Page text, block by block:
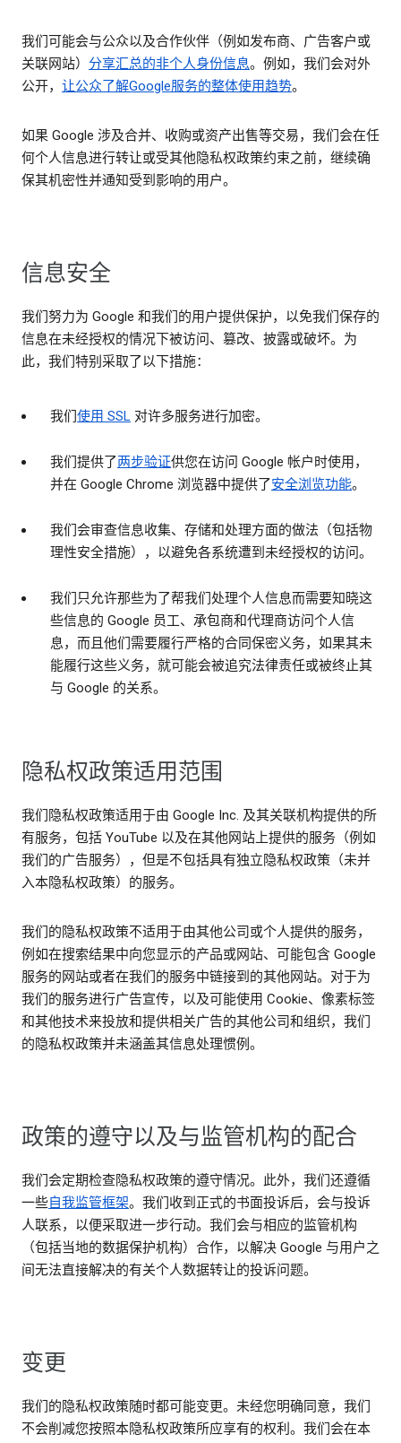
我们可能会与公众以及合作伙伴（例如发布商、广告客户或
关联网站） 分享汇总的非个人身份信息。例如，我们会对外
公开， 让公众了解Google服务的整体使用趋势。
如果 Google 涉及合并、收购或资产出售等交易，我们会在任
何个人信息进行转让或受其他隐私权政策约束之前，继续确
保其机密性并通知受到影响的用户。
信息安全
我们努力为 Google 和我们的用户提供保护，以免我们保存的
信息在未经授权的情况下被访问、篡改、披露或破坏。为
此，我们特别采取了以下措施：
我们使用 SSL 对许多服务进行加密。
我们提供了两步验证供您在访问 Google 帐户时使用，
并在 Google Chrome 浏览器中提供了安全浏览功能。
我们会审查信息收集、存储和处理方面的做法（包括物
理性安全措施），以避免各系统遭到未经授权的访问。
我们只允许那些为了帮我们处理个人信息而需要知晓这
些信息的 Google 员工、承包商和代理商访问个人信
息，而且他们需要履行严格的合同保密义务，如果其未
能履行这些义务，就可能会被追究法律责任或被终止其
与 Google 的关系。
隐私权政策适用范围
我们隐私权政策适用于由 Google Inc. 及其关联机构提供的所
有服务，包括 YouTube 以及在其他网站上提供的服务（例如
我们的广告服务），但是不包括具有独立隐私权政策（未并
入本隐私权政策）的服务。
我们的隐私权政策不适用于由其他公司或个人提供的服务，
例如在搜索结果中向您显示的产品或网站、可能包含 Google
服务的网站或者在我们的服务中链接到的其他网站。对于为
我们的服务进行广告宣传，以及可能使用 Cookie、像素标签
和其他技术来投放和提供相关广告的其他公司和组织，我们
的隐私权政策并未涵盖其信息处理惯例。
政策的遵守以及与监管机构的配合
我们会定期检查隐私权政策的遵守情况。此外，我们还遵循
一些自我监管框架。我们收到正式的书面投诉后，会与投诉
人联系，以便采取进一步行动。我们会与相应的监管机构
（包括当地的数据保护机构）合作，以解决 Google 与用户之
间无法直接解决的有关个人数据转让的投诉问题。
变更
我们的隐私权政策随时都可能变更。未经您明确同意，我们
不会削减您按照本隐私权政策所应享有的权利。我们会在本